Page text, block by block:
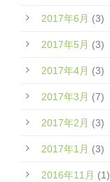
2017年6月 (3)
2017年5月 (3)
2017年4月 (3)
2017年3月 (7)
2017年2月 (3)
2017年1月 (3)
2016年11月 (1)